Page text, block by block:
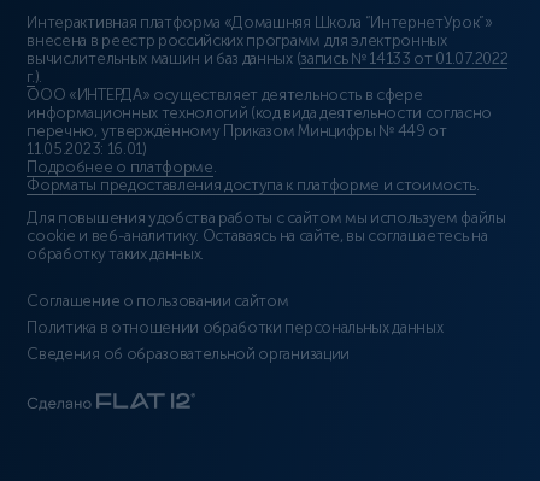
Интерактивная платформа «Домашняя Школа “ИнтернетУрок”»
внесена в реестр российских программ для электронных
вычислительных машин и баз данных (запись № 14133 от 01.07.2022
г.).
ООО «ИНТЕРДА» осуществляет деятельность в сфере
информационных технологий (код вида деятельности согласно
перечню, утверждённому Приказом Минцифры № 449 от
11.05.2023: 16.01)
Подробнее о платформе.
Форматы предоставления доступа к платформе и стоимость.
Для повышения удобства работы с сайтом мы используем файлы
cookie и веб-аналитику. Оставаясь на сайте, вы соглашаетесь на
обработку таких данных.
Соглашение о пользовании сайтом
Политика в отношении обработки персональных данных
Сведения об образовательной организации